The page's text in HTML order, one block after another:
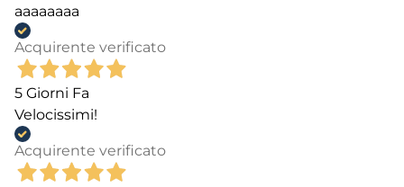
aaaaaaaa
Acquirente verificato
5 Giorni Fa
Velocissimi!
Acquirente verificato